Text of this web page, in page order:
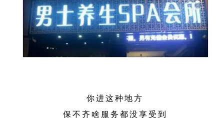
你进这种地方
保不齐啥服务都没享受到